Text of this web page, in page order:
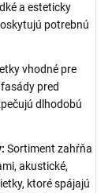
a esteticky
potrebnú
vhodné pre
pred
dlhodobú
Sortiment zahŕňa
akustické,
ktoré spájajú